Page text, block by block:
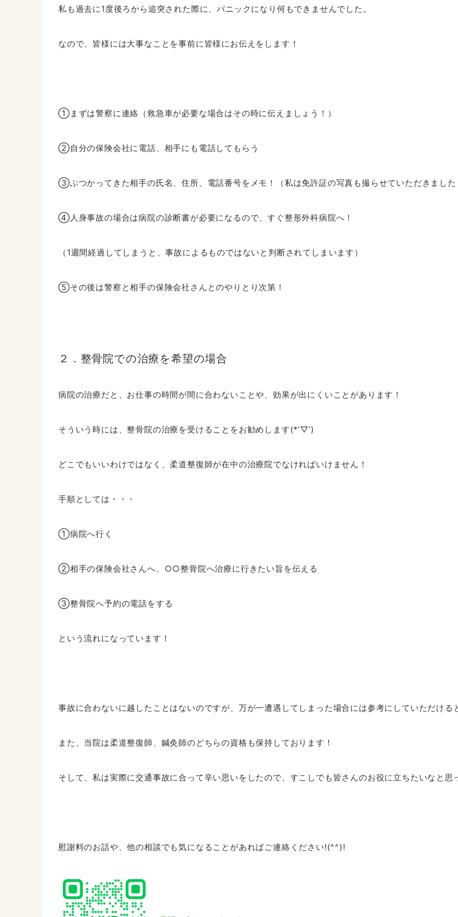
私も過去に1度後ろから追突された際に、パニックになり何もできませんでした。
なので、皆様には大事なことを事前に皆様にお伝えをします！
①まずは警察に連絡（救急車が必要な場合はその時に伝えましょう！）
②自分の保険会社に電話、相手にも電話してもらう
③ぶつかってきた相手の氏名、住所、電話番号をメモ！（私は免許証の写真も撮らせていただきまし
④人身事故の場合は病院の診断書が必要になるので、すぐ整形外科病院へ！
（1週間経過してしまうと、事故によるものではないと判断されてしまいます）
⑤その後は警察と相手の保険会社さんとのやりとり次第！
２．整骨院での治療を希望の場合
病院の治療だと、お仕事の時間が間に合わないことや、効果が出にくいことがあります！
そういう時には、整骨院の治療を受けることをお勧めします(*’▽’)
どこでもいいわけではなく、柔道整復師が在中の治療院でなければいけません！
手順としては・・・
①病院へ行く
②相手の保険会社さんへ、○○整骨院へ治療に行きたい旨を伝える
③整骨院へ予約の電話をする
という流れになっています！
事故に合わないに越したことはないのですが、万が一遭遇してしまった場合には参考にしていただけ
また、当院は柔道整復師、鍼灸師のどちらの資格も保持しております！
そして、私は実際に交通事故に合って辛い思いをしたので、すこしでも皆さんのお役に立ちたいなと
慰謝料のお話や、他の相談でも気になることがあればご連絡ください!(^^)!